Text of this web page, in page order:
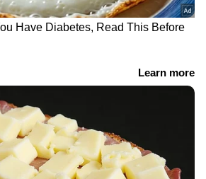
തലമുടി വളരാനും ഏറേ
നെല്ലിക്ക. ഇതിനായി
കുരുകളഞ്ഞ് അരച്ചെടുക്കുക.
അരമണിക്കൂറിനു
താരനകറ്റാനും
ഈ മാസ്ക്